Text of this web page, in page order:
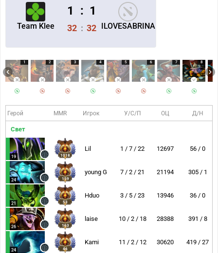
Team Klee ILOVESABRINA
1 : 1
32 : 32
1 2 3 4 5 6 7 8
Герой MMR Игрок У/С/П ОЦ Д/Н
Свет
19 1018
Lil 1 / 7 / 22 12697 56 / 0
24 159
young G 7 / 2 / 21 21194 305 / 1
21 53
Hduo 3 / 5 / 23 13946 36 / 0
26 163
laise 10 / 2 / 18 28388 391 / 8
24 46
Kami 11 / 2 / 12 30620 419 / 27